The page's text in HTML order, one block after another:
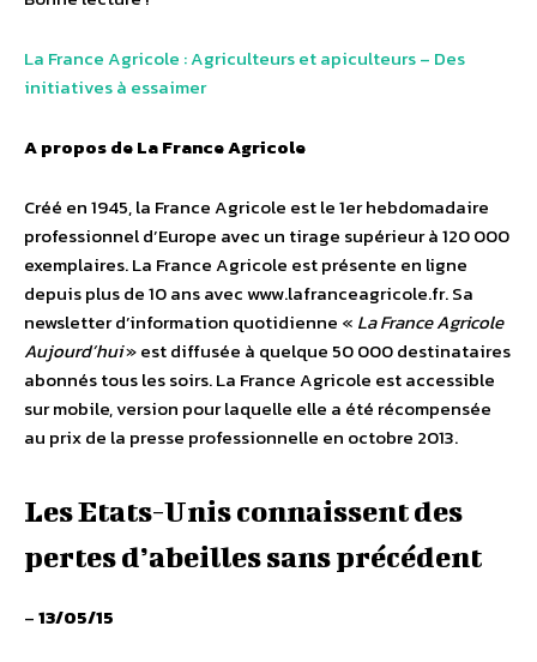
La France Agricole : Agriculteurs et apiculteurs – Des
initiatives à essaimer
A propos de La France Agricole
Créé en 1945, la France Agricole est le 1er hebdomadaire
professionnel d’Europe avec un tirage supérieur à 120 000
exemplaires. La France Agricole est présente en ligne
depuis plus de 10 ans avec www.lafranceagricole.fr. Sa
newsletter d’information quotidienne « La France Agricole
Aujourd’hui» est diffusée à quelque 50 000 destinataires
abonnés tous les soirs. La France Agricole est accessible
sur mobile, version pour laquelle elle a été récompensée
au prix de la presse professionnelle en octobre 2013.
Les Etats-Unis connaissent des
pertes d’abeilles sans précédent
–13/05/15